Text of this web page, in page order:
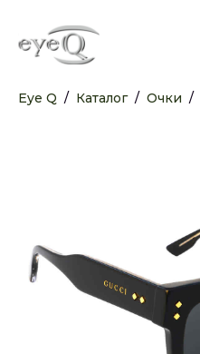
Eye Q / Каталог/ Очки /